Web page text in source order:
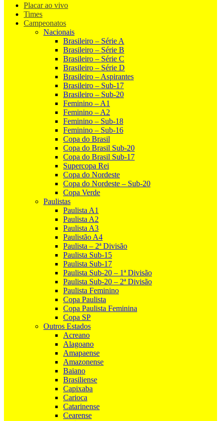
Placar ao vivo
Times
Campeonatos
Nacionais
Brasileiro – Série A
Brasileiro – Série B
Brasileiro – Série C
Brasileiro – Série D
Brasileiro – Aspirantes
Brasileiro – Sub-17
Brasileiro – Sub-20
Feminino – A1
Feminino – A2
Feminino – Sub-18
Feminino – Sub-16
Copa do Brasil
Copa do Brasil Sub-20
Copa do Brasil Sub-17
Supercopa Rei
Copa do Nordeste
Copa do Nordeste – Sub-20
Copa Verde
Paulistas
Paulista A1
Paulista A2
Paulista A3
Paulistão A4
Paulista – 2ª Divisão
Paulista Sub-15
Paulista Sub-17
Paulista Sub-20 – 1ª Divisão
Paulista Sub-20 – 2ª Divisão
Paulista Feminino
Copa Paulista
Copa Paulista Feminina
Copa SP
Outros Estados
Acreano
Alagoano
Amapaense
Amazonense
Baiano
Brasiliense
Capixaba
Carioca
Catarinense
Cearense